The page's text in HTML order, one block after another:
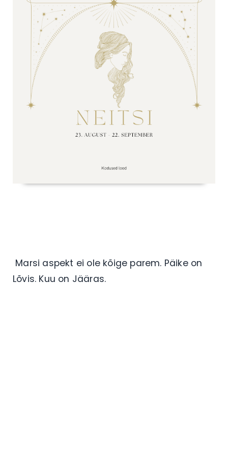
Marsi aspekt ei ole kõige parem. Päike on
Lõvis. Kuu on Jääras.